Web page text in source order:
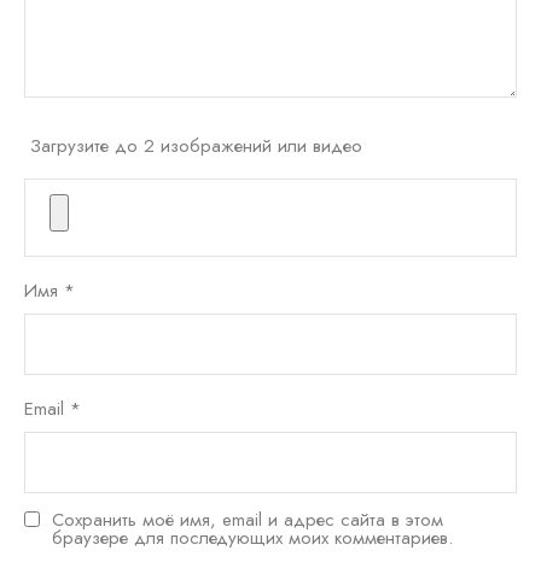
Загрузите до 2 изображений или видео
Имя *
Email *
Сохранить моё имя, email и адрес сайта в этом
браузере для последующих моих комментариев.